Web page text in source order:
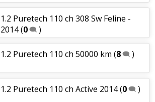
1.2 Puretech 110 ch 308 Sw Feline -
2014(0 )
1.2 Puretech 110 ch 50000 km (8 )
1.2 Puretech 110 ch Active 2014(0 )